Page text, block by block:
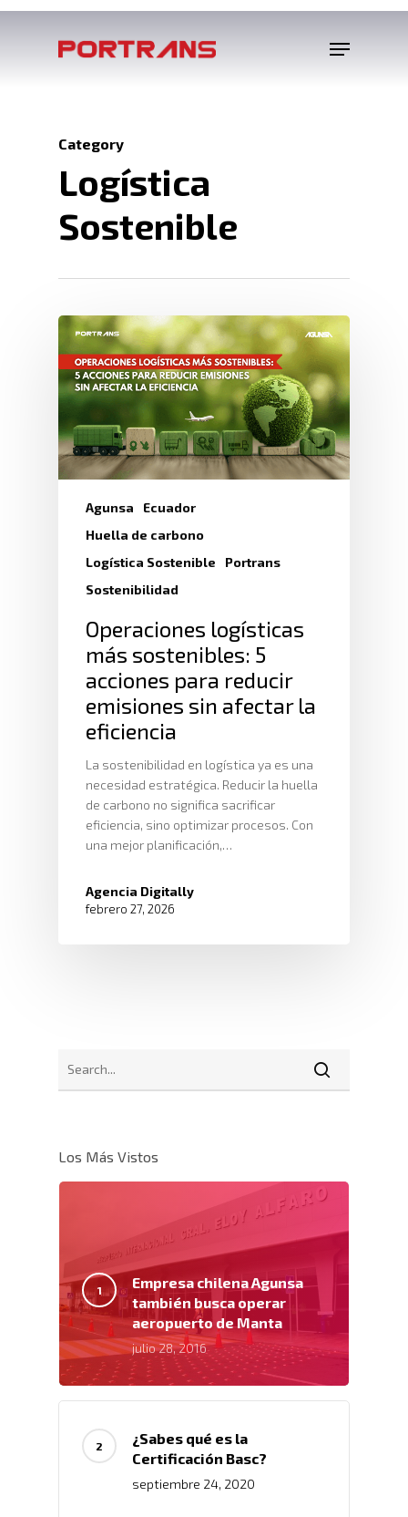
Category
Logística
Sostenible
Agunsa
Ecuador
Huella de carbono
Logística Sostenible
Portrans
Sostenibilidad
Operaciones logísticas
más sostenibles: 5
acciones para reducir
emisiones sin afectar la
eficiencia
La sostenibilidad en logística ya es una
necesidad estratégica. Reducir la huella
de carbono no significa sacrificar
eficiencia, sino optimizar procesos. Con
una mejor planificación,…
Agencia Digitally
febrero 27, 2026
Los Más Vistos
Empresa chilena Agunsa
también busca operar
aeropuerto de Manta
julio 28, 2016
¿Sabes qué es la
Certificación Basc?
septiembre 24, 2020